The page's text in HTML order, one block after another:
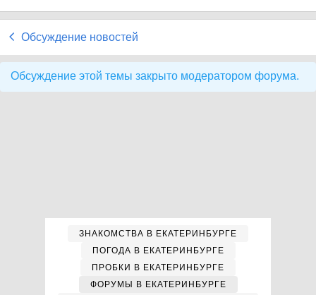
Обсуждение новостей
Обсуждение этой темы закрыто модератором форума.
ЗНАКОМСТВА В ЕКАТЕРИНБУРГЕ
ПОГОДА В ЕКАТЕРИНБУРГЕ
ПРОБКИ В ЕКАТЕРИНБУРГЕ
ФОРУМЫ В ЕКАТЕРИНБУРГЕ